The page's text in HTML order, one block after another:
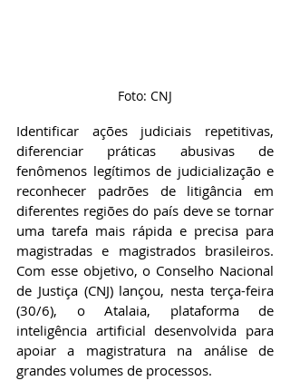
Foto: CNJ
Identificar ações judiciais repetitivas,
diferenciar práticas abusivas de
fenômenos legítimos de judicialização e
reconhecer padrões de litigância em
diferentes regiões do país deve se tornar
uma tarefa mais rápida e precisa para
magistradas e magistrados brasileiros.
Com esse objetivo, o Conselho Nacional
de Justiça (CNJ) lançou, nesta terça-feira
(30/6), o Atalaia, plataforma de
inteligência artificial desenvolvida para
apoiar a magistratura na análise de
grandes volumes de processos.